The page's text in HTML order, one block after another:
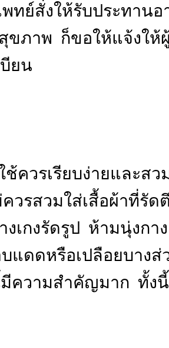
ทย์สั่งให้รับประทานอ
ภาพ ก็ขอให้แจ้งให้
บียน
ควรเรียบง่ายและส
วรสวมใส่เสื้อผ้าที่รัด
งเกงรัดรูป ห้ามนุ่งก
แดดหรือเปลือยบาง
ความสำคัญมาก ทั้ง